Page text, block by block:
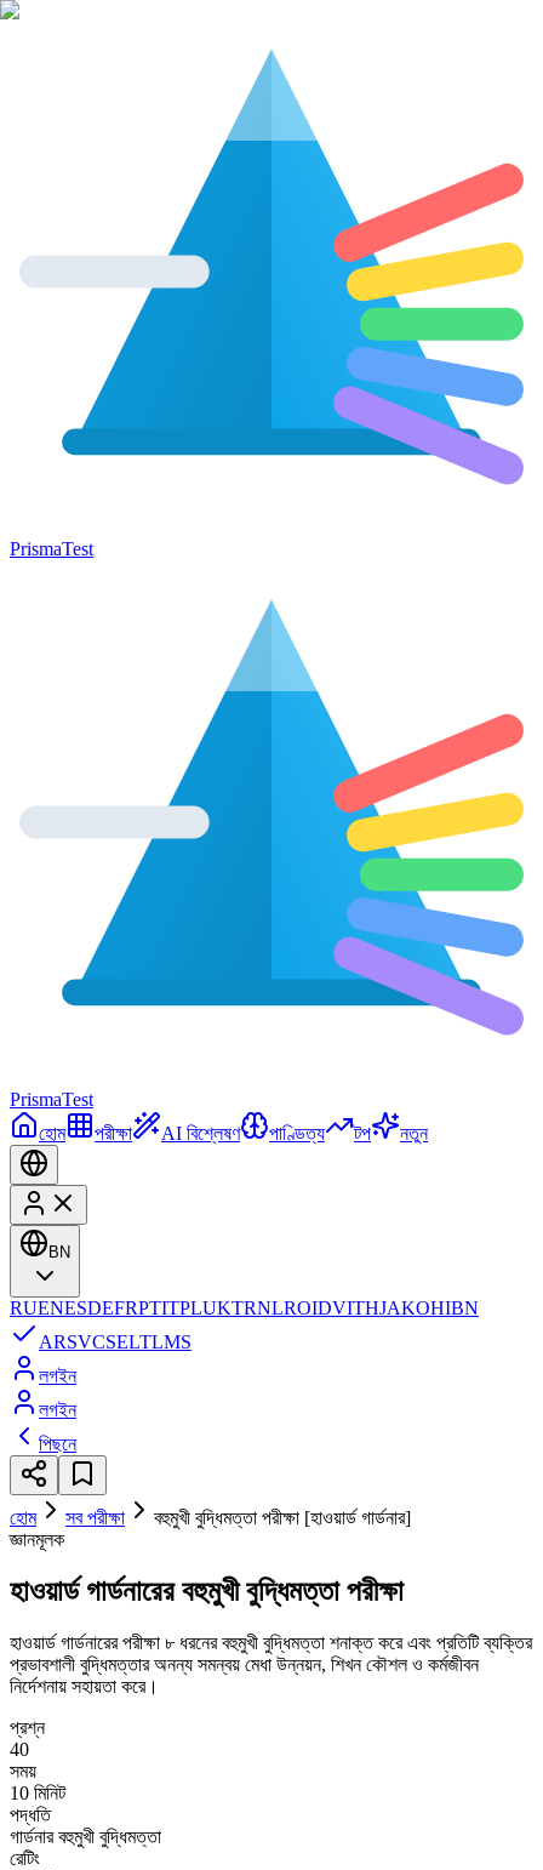
PrismaTest
PrismaTest
হোম
পরীক্ষা AI বিশ্লেষণ পাণ্ডিত্য টপ নতুন
BN
RUENESDEFRPTITPLUKTRNLROIDVITHJAKOHIBN
ARSVCSELTLMS
লগইন
লগইন
পিছনে
হোম সব পরীক্ষা
বহুমুখী বুদ্ধিমত্তা পরীক্ষা [হাওয়ার্ড গার্ডনার]
জ্ঞানমূলক
হাওয়ার্ড গার্ডনারের বহুমুখী বুদ্ধিমত্তা পরীক্ষা
হাওয়ার্ড গার্ডনারের পরীক্ষা ৮ ধরনের বহুমুখী বুদ্ধিমত্তা শনাক্ত করে এবং প্রতিটি ব্যক্তির
প্রভাবশালী বুদ্ধিমত্তার অনন্য সমন্বয় মেধা উন্নয়ন, শিখন কৌশল ও কর্মজীবন
নির্দেশনায় সহায়তা করে।
প্রশ্ন
40
সময়
10 মিনিট
পদ্ধতি
গার্ডনার বহুমুখী বুদ্ধিমত্তা
রেটিং